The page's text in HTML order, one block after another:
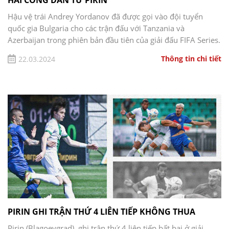
Hậu vệ trái Andrey Yordanov đã được gọi vào đội tuyển
quốc gia Bulgaria cho các trận đấu với Tanzania và
Azerbaijan trong phiên bản đầu tiên của giải đấu FIFA Series.
Cuộc đua sẽ được tổ chức ở Baku trong thời gian này 19 –
26 Bước đều.
Liechtenstein, sẽ được tổ chức tương ứng vào ngày 21 và 26
Bước đều.
Chúng tôi chúc bạn thành công, như Andrei, Vitalis cũng vậy!
22.03.2024 Thông tin chi tiết
PIRIN GHI TRẬN THỨ 4 LIÊN TIẾP KHÔNG THUA